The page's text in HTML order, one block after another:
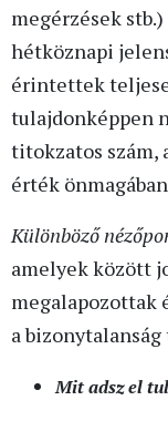
megérzések
hétköznapi
érintettek
tulajdonképpen
titokzatos
érték
Különböző
amelyek között
megalapozottak
a
Mit adsz el